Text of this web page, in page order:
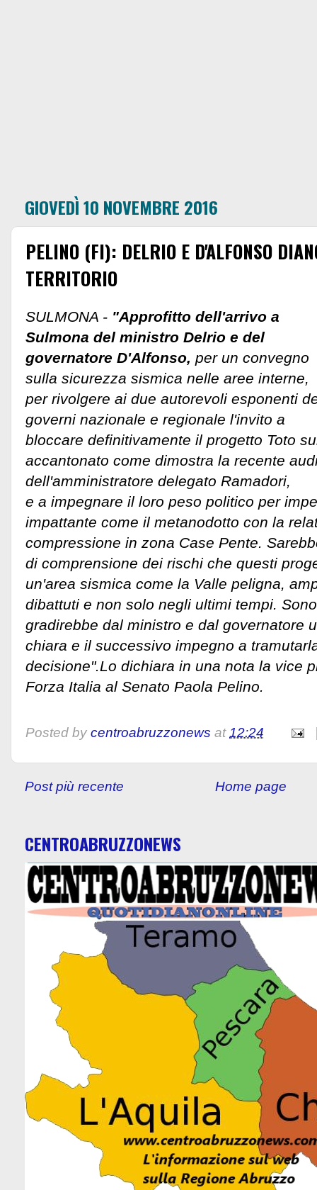
GIOVEDÌ 10 NOVEMBRE 2016
PELINO (FI): DELRIO E D'ALFONSO
TERRITORIO
SULMONA - "Approfitto dell'arrivo a
Sulmona del ministro Delrio e del
governatore D'Alfonso, per un convegno
sulla sicurezza sismica nelle aree interne,
per rivolgere ai due autorevoli esponenti
governi nazionale e regionale l'invito a
bloccare definitivamente il progetto Toto
accantonato come dimostra la recente
dell'amministratore delegato Ramadori,
e a impegnare il loro peso politico per
impattante come il metanodotto con la
compressione in zona Case Pente.
di comprensione dei rischi che questi
un'area sismica come la Valle peligna,
dibattuti e non solo negli ultimi tempi.
gradirebbe dal ministro e dal governatore
chiara e il successivo impegno a
decisione".Lo dichiara in una nota la vice
Forza Italia al Senato Paola Pelino.
Posted by centroabruzzonews at12:24
Post più recente Home page
CENTROABRUZZONEWS